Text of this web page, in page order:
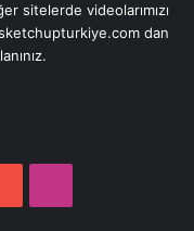
sitelerde videolarımızı
dan